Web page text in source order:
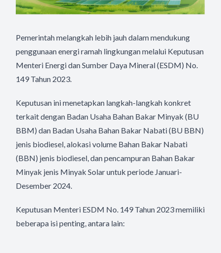
Pemerintah melangkah lebih jauh dalam mendukung
penggunaan energi ramah lingkungan melalui Keputusan
Menteri Energi dan Sumber Daya Mineral (ESDM) No.
149 Tahun 2023.
Keputusan ini menetapkan langkah-langkah konkret
terkait dengan Badan Usaha Bahan Bakar Minyak (BU
BBM) dan Badan Usaha Bahan Bakar Nabati (BU BBN)
jenis biodiesel, alokasi volume Bahan Bakar Nabati
(BBN) jenis biodiesel, dan pencampuran Bahan Bakar
Minyak jenis Minyak Solar untuk periode Januari-
Desember 2024.
Keputusan Menteri ESDM No. 149 Tahun 2023 memiliki
beberapa isi penting, antara lain: